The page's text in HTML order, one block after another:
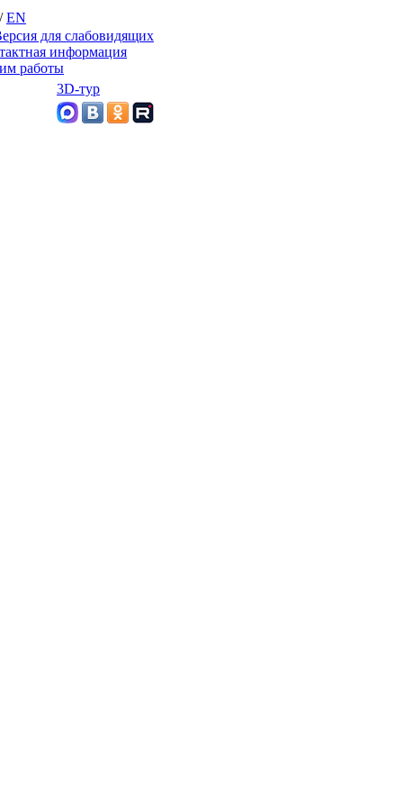
EN
для слабовидящих
информация
работы
3D-тур